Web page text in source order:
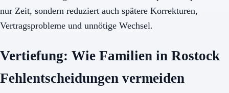
nur Zeit, sondern reduziert auch spätere Korrekturen,
Vertragsprobleme und unnötige Wechsel.
Vertiefung: Wie Familien in Rostock
Fehlentscheidungen vermeiden